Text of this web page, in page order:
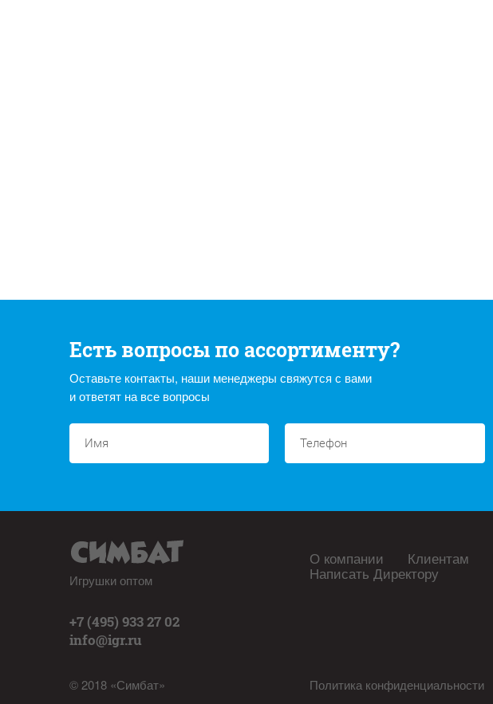
Есть вопросы по ассортименту?
Оставьте контакты, наши менеджеры свяжутся с вами
и ответят на все вопросы
Игрушки оптом
+7 (495) 933 27 02
info@igr.ru
© 2018 «Симбат»
О компании Клиентам
Написать Директору
Политика конфиденциальности